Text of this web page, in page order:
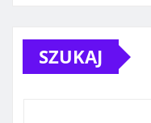
SZUKAJ